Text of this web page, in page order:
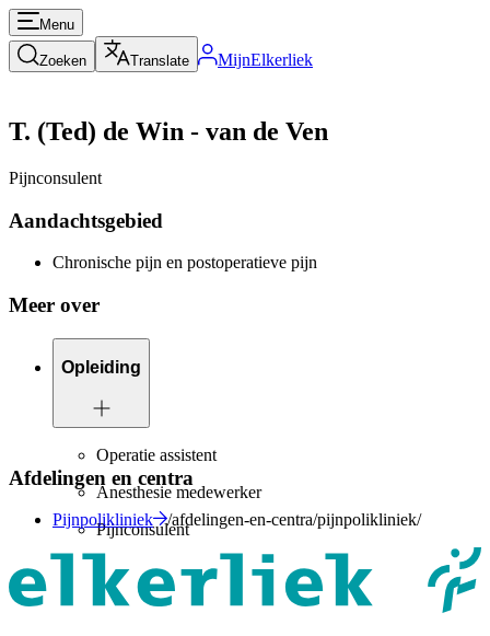
Menu
Zoeken Translate MijnElkerliek
T. (Ted) de Win - van de Ven
Pijnconsulent
Aandachtsgebied
Chronische pijn en postoperatieve pijn
Meer over
Opleiding
Operatie assistent
Anesthesie medewerker
Pijnconsulent
Afdelingen en centra
Pijnpolikliniek /afdelingen-en-centra/pijnpolikliniek/